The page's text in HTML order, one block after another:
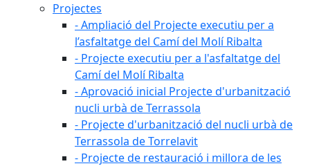
Projectes
- Ampliació del Projecte executiu per a
l’asfaltatge del Camí del Molí Ribalta
- Projecte executiu per a l'asfaltatge del
Camí del Molí Ribalta
- Aprovació inicial Projecte d'urbanització
nucli urbà de Terrassola
- Projecte d'urbanització del nucli urbà de
Terrassola de Torrelavit
- Projecte de restauració i millora de les